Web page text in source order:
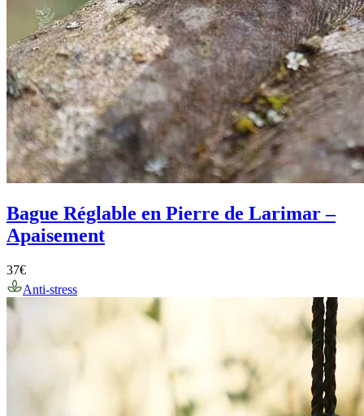
Bague Réglable en Pierre de Larimar –
Apaisement
37€
Anti-stress